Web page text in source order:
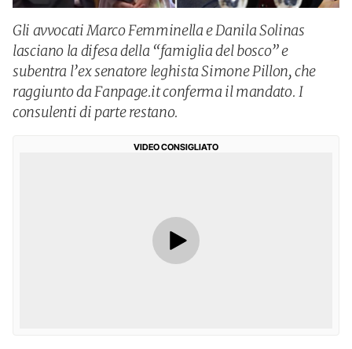
Gli avvocati Marco Femminella e Danila Solinas
lasciano la difesa della “famiglia del bosco” e
subentra l’ex senatore leghista Simone Pillon, che
raggiunto da Fanpage.it conferma il mandato. I
consulenti di parte restano.
VIDEO CONSIGLIATO